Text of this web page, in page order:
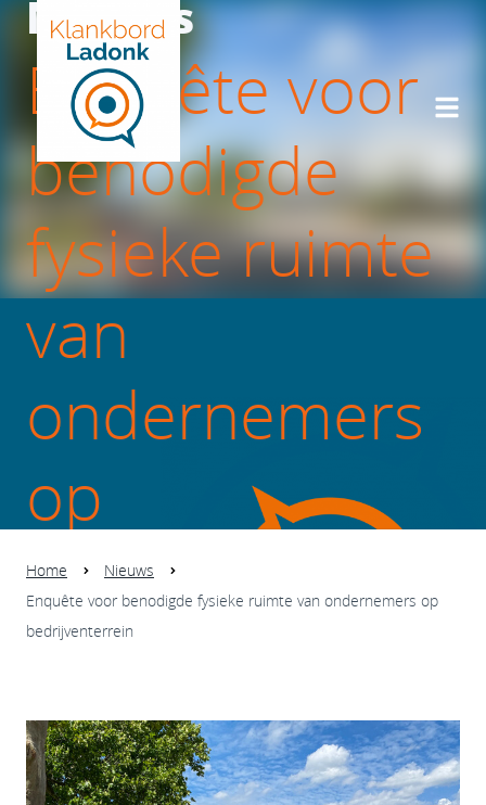
Nieuws
Enquête voor
benodigde
fysieke ruimte
van
ondernemers
op
Home
Nieuws
Enquête voor benodigde fysieke ruimte van ondernemers op
bedrijventerrein